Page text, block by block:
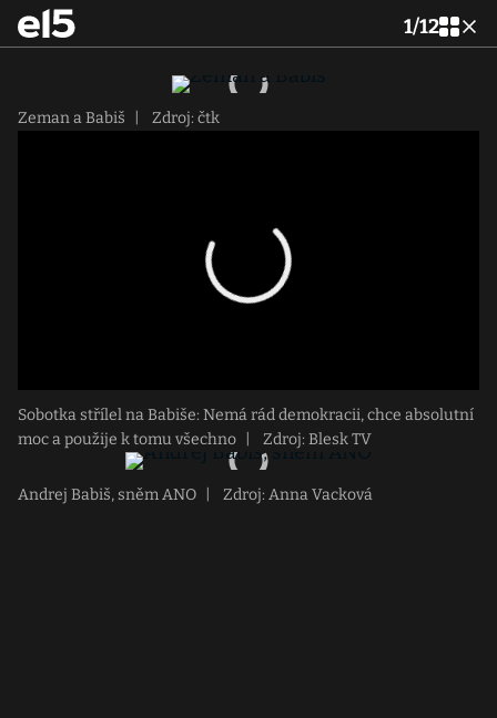
1/12
Zeman a Babiš Zdroj: čtk
Sobotka střílel na Babiše: Nemá rád demokracii, chce absolutní
moc a použije k tomu všechno
Zdroj: Blesk TV
Andrej Babiš, sněm ANO Zdroj: Anna Vacková